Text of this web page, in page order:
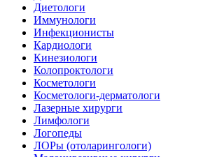
Диетологи
Иммунологи
Инфекционисты
Кардиологи
Кинезиологи
Колопроктологи
Косметологи
Косметологи-дерматологи
Лазерные хирурги
Лимфологи
Логопеды
ЛОРы (отоларингологи)